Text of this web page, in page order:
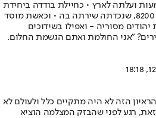
ועלתה לארץ • כחיילת בודדה ביחידת
המודיעין שממנה נוסדה יחידה 8200, שנכדתה שירתה בה • וכאשת מוסד
מסוריה - ואפילו בשידוכים
"אני החולמת ואתם הגשמת החלום.
הזה לא היה מתקיים כלל ולעולם לא
רגע לפני שהבזק המצלמה הוציא